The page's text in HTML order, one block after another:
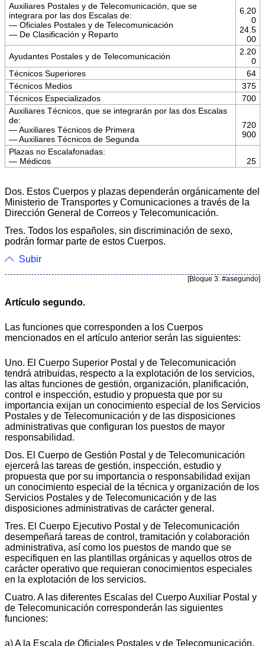
Auxiliares Postales y de Telecomunicación, que se
integrara por las dos Escalas de:
— Oficiales Postales y de Telecomunicación
— De Clasificación y Reparto
6.20
0
24.5
00
Ayudantes Postales y de Telecomunicación
2.20
0
Técnicos Superiores
64
Técnicos Medios
375
Técnicos Especializados
700
Auxiliares Técnicos, que se integrarán por las dos Escalas
de:
— Auxiliares Técnicos de Primera
— Auxiliares Técnicos de Segunda
720
900
Plazas no Escalafonadas:
— Médicos
25
Dos. Estos Cuerpos y plazas dependerán orgánicamente del
Ministerio de Transportes y Comunicaciones a través de la
Dirección General de Correos y Telecomunicación.
Tres. Todos los españoles, sin discriminación de sexo,
podrán formar parte de estos Cuerpos.
Subir
[Bloque 3: #asegundo]
Artículo segundo.
Las funciones que corresponden a los Cuerpos
mencionados en el artículo anterior serán las siguientes:
Uno. El Cuerpo Superior Postal y de Telecomunicación
tendrá atribuidas, respecto a la explotación de los servicios,
las altas funciones de gestión, organización, planificación,
control e inspección, estudio y propuesta que por su
importancia exijan un conocimiento especial de los Servicios
Postales y de Telecomunicación y de las disposiciones
administrativas que configuran los puestos de mayor
responsabilidad.
Dos. El Cuerpo de Gestión Postal y de Telecomunicación
ejercerá las tareas de gestión, inspección, estudio y
propuesta que por su importancia o responsabilidad exijan
un conocimiento especial de la técnica y organización de los
Servicios Postales y de Telecomunicación y de las
disposiciones administrativas de carácter general.
Tres. El Cuerpo Ejecutivo Postal y de Telecomunicación
desempeñará tareas de control, tramitación y colaboración
administrativa, así como los puestos de mando que se
especifiquen en las plantillas orgánicas y aquellos otros de
carácter operativo que requieran conocimientos especiales
en la explotación de los servicios.
Cuatro. A las diferentes Escalas del Cuerpo Auxiliar Postal y
de Telecomunicación corresponderán las siguientes
funciones:
a) A la Escala de Oficiales Postales y de Telecomunicación,